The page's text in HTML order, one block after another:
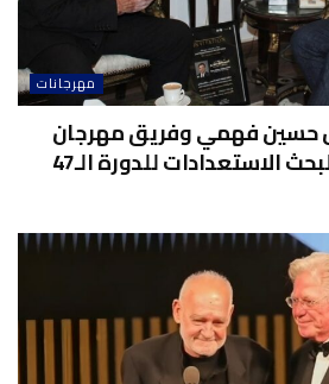
مهرجانات
حسين فهمي وفريق مهرجان
الاستعدادات للدورة الـ47